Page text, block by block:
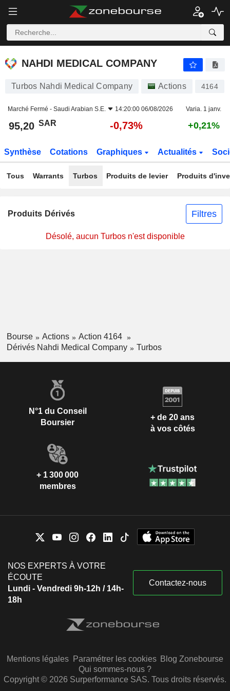
NAHDI MEDICAL COMPANY
NAHDI MEDICAL COMPANY
Turbos Nahdi Medical Company Actions 4164
Marché Fermé - Saudi Arabian S.E. 14:20:00 06/08/2026 Varia. 1 janv.
95,20 SAR -0,73% +0,21%
Synthèse Cotations Graphiques Actualités
Tous Warrants Turbos Produits de levier Produits
Produits Dérivés Filtres
Désolé, aucun Turbos n'est disponible
Bourse Actions
Action 4164
Dérivés Nahdi Medical Company
Turbos
N°1 du Conseil
Boursier
+ de 20 ans
à vos côtés
+ 1 300 000
membres
NOS EXPERTS À VOTRE
ÉCOUTE
Lundi - Vendredi 9h-12h / 14h-
18h
Contactez-nous
Mentions légales Paramétrer les cookies Blog Zonebourse
Qui sommes-nous ?
Copyright © 2026 Surperformance SAS. Tous droits réservés.